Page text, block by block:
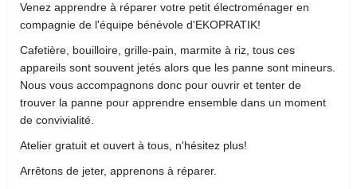
Venez apprendre à réparer votre petit électroménager en
compagnie de l'équipe bénévole d'EKOPRATIK!
Cafetière, bouilloire, grille-pain, marmite à riz, tous ces
appareils sont souvent jetés alors que les panne sont mineurs.
Nous vous accompagnons donc pour ouvrir et tenter de
trouver la panne pour apprendre ensemble dans un moment
de convivialité.
Atelier gratuit et ouvert à tous, n'hésitez plus!
Arrêtons de jeter, apprenons à réparer.